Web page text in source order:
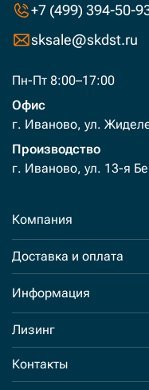
+7 (499) 394-50-
sksale@skdst.ru
Пн-Пт 8:00–17:00
Офис
г. Иваново, ул.
Производство
г. Иваново, ул. 13-я
Компания
Доставка и оплата
Информация
Лизинг
Контакты